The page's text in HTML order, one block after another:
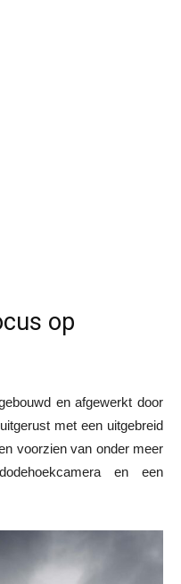
op
en afgewerkt door
met een uitgebreid
voorzien van onder meer
en een